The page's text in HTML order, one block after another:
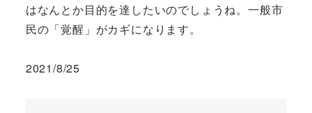
はなんとか目的を達したいのでしょうね。一般市
民の「覚醒」がカギになります。
2021/8/25